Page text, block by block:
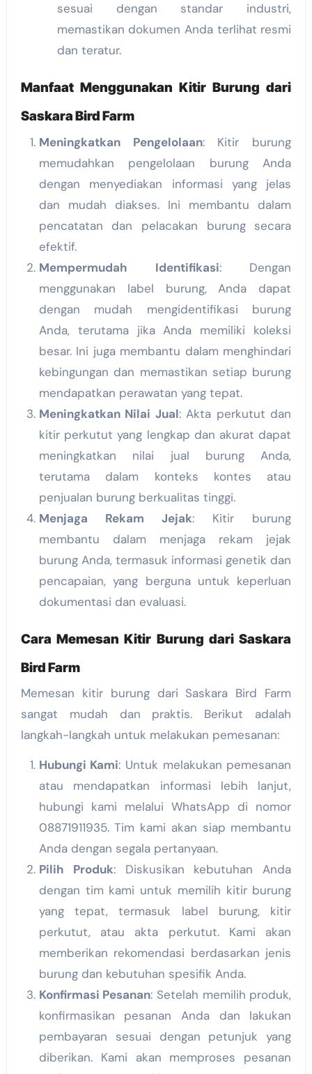
sesuai dengan standar industri,
memastikan dokumen Anda terlihat resmi
dan teratur.
Manfaat Menggunakan Kitir Burung dari
Saskara Bird Farm
Meningkatkan Pengelolaan: Kitir burung
memudahkan pengelolaan burung Anda
dengan menyediakan informasi yang jelas
dan mudah diakses. Ini membantu dalam
pencatatan dan pelacakan burung secara
efektif.
Mempermudah Identifikasi: Dengan
menggunakan label burung, Anda dapat
dengan mudah mengidentifikasi burung
Anda, terutama jika Anda memiliki koleksi
besar. Ini juga membantu dalam menghindari
kebingungan dan memastikan setiap burung
mendapatkan perawatan yang tepat.
Meningkatkan Nilai Jual: Akta perkutut dan
kitir perkutut yang lengkap dan akurat dapat
meningkatkan nilai jual burung Anda,
terutama dalam konteks kontes atau
penjualan burung berkualitas tinggi.
Menjaga Rekam Jejak: Kitir burung
membantu dalam menjaga rekam jejak
burung Anda, termasuk informasi genetik dan
pencapaian, yang berguna untuk keperluan
dokumentasi dan evaluasi.
Cara Memesan Kitir Burung dari Saskara
Bird Farm
Memesan kitir burung dari Saskara Bird Farm
sangat mudah dan praktis. Berikut adalah
langkah-langkah untuk melakukan pemesanan:
Hubungi Kami: Untuk melakukan pemesanan
atau mendapatkan informasi lebih lanjut,
hubungi kami melalui WhatsApp di nomor
08871911935. Tim kami akan siap membantu
Anda dengan segala pertanyaan.
Pilih Produk: Diskusikan kebutuhan Anda
dengan tim kami untuk memilih kitir burung
yang tepat, termasuk label burung, kitir
perkutut, atau akta perkutut. Kami akan
memberikan rekomendasi berdasarkan jenis
burung dan kebutuhan spesifik Anda.
Konfirmasi Pesanan: Setelah memilih produk,
konfirmasikan pesanan Anda dan lakukan
pembayaran sesuai dengan petunjuk yang
diberikan. Kami akan memproses pesanan